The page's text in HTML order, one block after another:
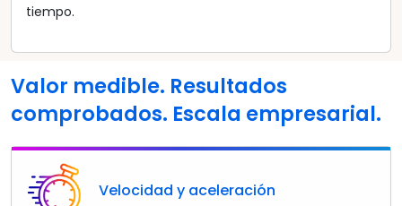
tiempo.
Valor medible. Resultados
comprobados. Escala empresarial.
Velocidad y aceleración